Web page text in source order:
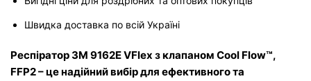
Швидка доставка по всій Україні
Респіратор 3M 9162E VFlex з клапаном Cool Flow™,
FFP2 – це надійний вибір для ефективного та